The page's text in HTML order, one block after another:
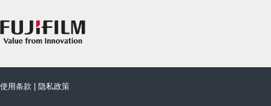
使用条款 | 隐私政策